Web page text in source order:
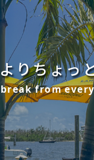
りちょっ
break from